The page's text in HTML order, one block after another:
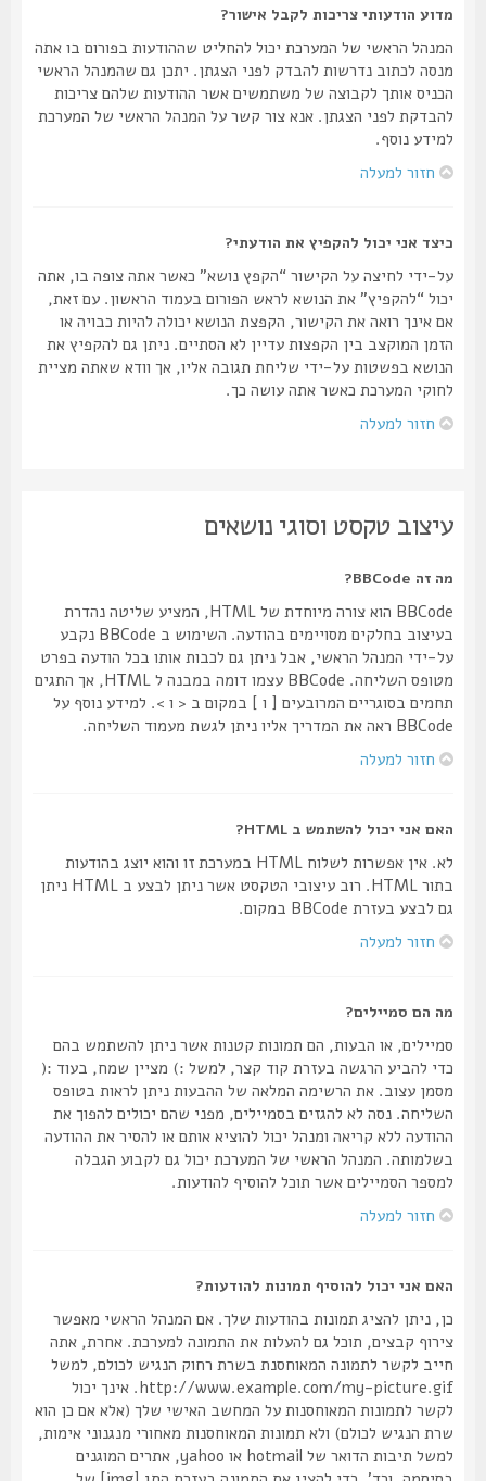
מדוע הודעותי צריכות לקבל אישור?
המנהל הראשי של המערכת יכול להחליט שההודעות בפורום בו אתה
מנסה לכתוב נדרשות להבדק לפני הצגתן. יתכן גם שהמנהל הראשי
הכניס אותך לקבוצה של משתמשים אשר ההודעות שלהם צריכות
להבדקת לפני הצגתן. אנא צור קשר על המנהל הראשי של המערכת
למידע נוסף.
חזור למעלה
כיצד אני יכול להקפיץ את הודעתי?
על-ידי לחיצה על הקישור “הקפץ נושא” כאשר אתה צופה בו, אתה
יכול “להקפיץ” את הנושא לראש הפורום בעמוד הראשון. עם זאת,
אם אינך רואה את הקישור, הקפצת הנושא יכולה להיות כבויה או
הזמן המוקצב בין הקפצות עדיין לא הסתיים. ניתן גם להקפיץ את
הנושא בפשטות על-ידי שליחת תגובה אליו, אך וודא שאתה מציית
לחוקי המערכת כאשר אתה עושה כך.
חזור למעלה
עיצוב טקסט וסוגי נושאים
מה זה BBCode?
BBCode הוא צורה מיוחדת של HTML, המציע שליטה נהדרת
בעיצוב בחלקים מסויימים בהודעה. השימוש ב BBCode נקבע
על-ידי המנהל הראשי, אבל ניתן גם לכבות אותו בכל הודעה בפרט
מטופס השליחה. BBCode עצמו דומה במבנה ל HTML, אך התגים
תחמים בסוגריים המרובעים [ ו ] במקום ב < ו >. למידע נוסף על
BBCode ראה את המדריך אליו ניתן לגשת מעמוד השליחה.
חזור למעלה
האם אני יכול להשתמש ב HTML?
לא. אין אפשרות לשלוח HTML במערכת זו והוא יוצג בהודעות
בתור HTML. רוב עיצובי הטקסט אשר ניתן לבצע ב HTML ניתן
גם לבצע בעזרת BBCode במקום.
חזור למעלה
מה הם סמיילים?
סמיילים, או הבעות, הם תמונות קטנות אשר ניתן להשתמש בהם
כדי להביע הרגשה בעזרת קוד קצר, למשל :) מציין שמח, בעוד :(
מסמן עצוב. את הרשימה המלאה של ההבעות ניתן לראות בטופס
השליחה. נסה לא להגזים בסמיילים, מפני שהם יכולים להפוך את
ההודעה ללא קריאה ומנהל יכול להוציא אותם או להסיר את ההודעה
בשלמותה. המנהל הראשי של המערכת יכול גם לקבוע הגבלה
למספר הסמיילים אשר תוכל להוסיף להודעות.
חזור למעלה
האם אני יכול להוסיף תמונות להודעות?
כן, ניתן להציג תמונות בהודעות שלך. אם המנהל הראשי מאפשר
צירוף קבצים, תוכל גם להעלות את התמונה למערכת. אחרת, אתה
חייב לקשר לתמונה המאוחסנת בשרת רחוק הנגיש לכולם, למשל
http://www.example.com/my-picture.gif. אינך יכול
לקשר לתמונות המאוחסנות על המחשב האישי שלך (אלא אם כן הוא
שרת הנגיש לכולם) ולא תמונות המאוחסנות מאחורי מנגנוני אימות,
למשל תיבות הדואר של hotmail או yahoo, אתרים המוגנים